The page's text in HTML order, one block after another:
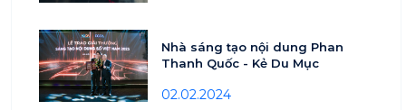
Nhà sáng tạo nội dung Phan
Thanh Quốc - Kẻ Du Mục
02.02.2024